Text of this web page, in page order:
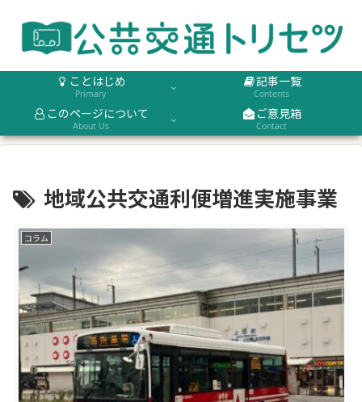
ことはじめ
Primary
記事一覧
Contents
このページについて
About Us
ご意見箱
Contact
地域公共交通利便増進実施事業
コラム